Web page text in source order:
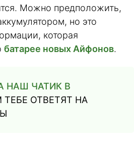
Можно предположить,
но это
которая
батарее новых Айфонов.
НАШ ЧАТИК В
ТЕБЕ ОТВЕТЯТ НА